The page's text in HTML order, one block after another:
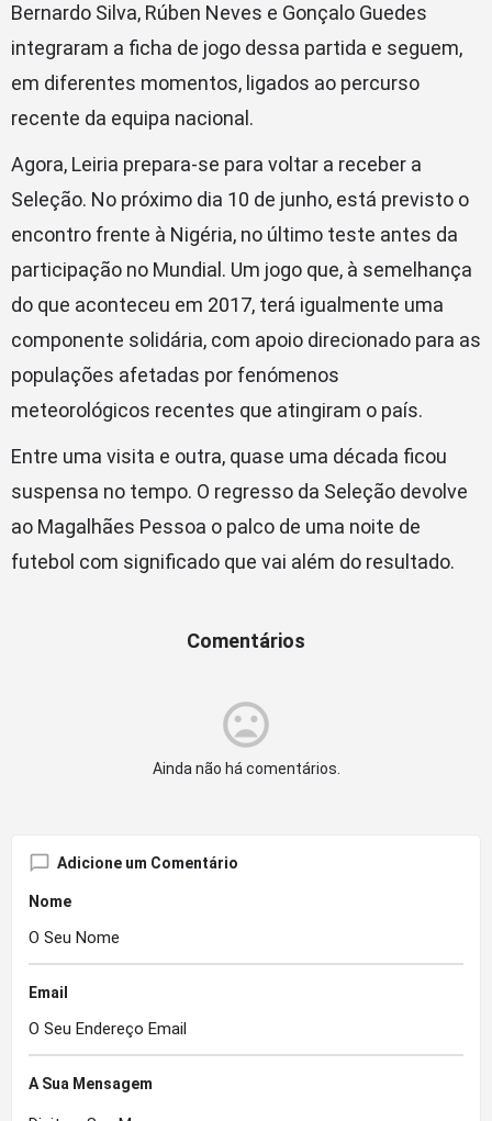
Bernardo Silva, Rúben Neves e Gonçalo Guedes
integraram a ficha de jogo dessa partida e seguem,
em diferentes momentos, ligados ao percurso
recente da equipa nacional.
Agora, Leiria prepara-se para voltar a receber a
Seleção. No próximo dia 10 de junho, está previsto o
encontro frente à Nigéria, no último teste antes da
participação no Mundial. Um jogo que, à semelhança
do que aconteceu em 2017, terá igualmente uma
componente solidária, com apoio direcionado para as
populações afetadas por fenómenos
meteorológicos recentes que atingiram o país.
Entre uma visita e outra, quase uma década ficou
suspensa no tempo. O regresso da Seleção devolve
ao Magalhães Pessoa o palco de uma noite de
futebol com significado que vai além do resultado.
Comentários
Ainda não há comentários.
Adicione um Comentário
Nome
Email
A Sua Mensagem